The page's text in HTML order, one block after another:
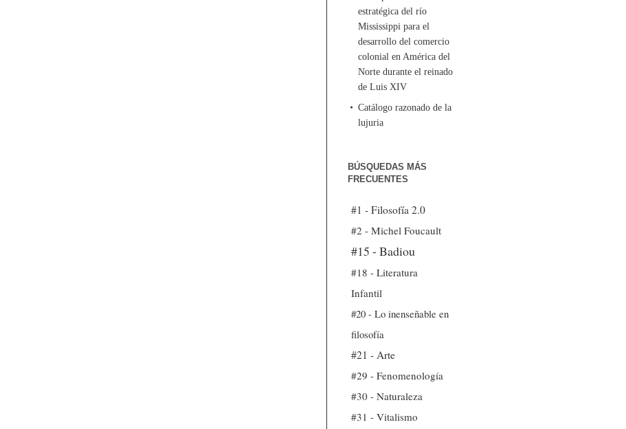
estratégica del río
Mississippi para el
desarrollo del comercio
colonial en América del
Norte durante el reinado
de Luis XIV
Catálogo razonado de la
lujuria
BÚSQUEDAS MÁS
FRECUENTES
#1 - Filosofía 2.0
#2 - Michel Foucault
#15 - Badiou
#18 - Literatura
Infantil
#20 - Lo inenseñable en
filosofía
#21 - Arte
#29 - Fenomenología
#30 - Naturaleza
#31 - Vitalismo